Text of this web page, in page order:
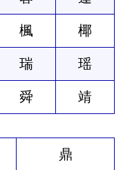
楓 椰
瑞 瑶
舜 靖
鼎